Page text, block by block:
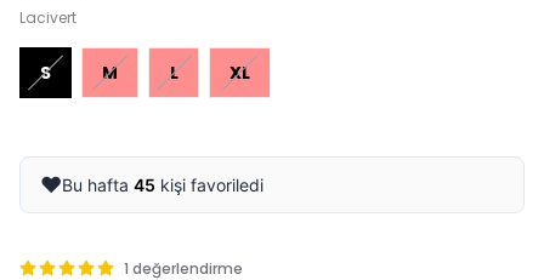
Lacivert
S M L XL
❤️Bu hafta 45 kişi favoriledi
1 değerlendirme